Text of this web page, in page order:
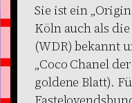
Sie ist ein
Köln auch als
(WDR) bekannt
„Coco Chanel
goldene Blatt).